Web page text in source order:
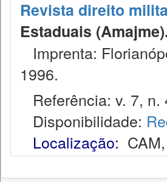
Revista direito
Estaduais
Imprenta:
1996.
Referência: v. 7, n.
Disponibilidade:
Localização: CAM,